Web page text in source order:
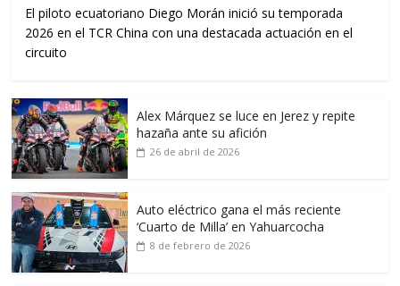
El piloto ecuatoriano Diego Morán inició su temporada
2026 en el TCR China con una destacada actuación en el
circuito
Alex Márquez se luce en Jerez y repite
hazaña ante su afición
26 de abril de 2026
Auto eléctrico gana el más reciente
‘Cuarto de Milla’ en Yahuarcocha
8 de febrero de 2026